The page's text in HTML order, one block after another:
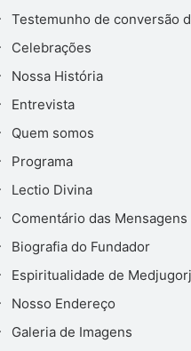
Testemunho de conversão
Celebrações
Nossa História
Entrevista
Quem somos
Programa
Lectio Divina
Comentário das Mensagens
Biografia do Fundador
Espiritualidade de
Nosso Endereço
Galeria de Imagens